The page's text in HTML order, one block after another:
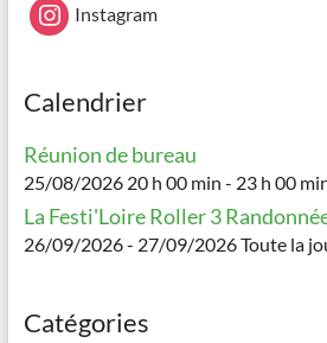
Instagram
Calendrier
Réunion de bureau
25/08/2026 20 h 00 min - 23 h 00
La Festi'Loire Roller 3
26/09/2026 - 27/09/2026 Toute la
Catégories